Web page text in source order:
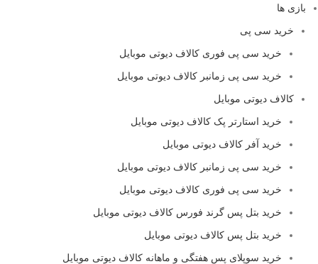
بازی ها
خرید سی پی
خرید سی پی فوری کالاف دیوتی موبایل
خرید سی پی زمانبر کالاف دیوتی موبایل
کالاف دیوتی موبایل
خرید استارتر پک کالاف دیوتی موبایل
خرید آفر کالاف دیوتی موبایل
خرید سی پی زمانبر کالاف دیوتی موبایل
خرید سی پی فوری کالاف دیوتی موبایل
خرید بتل پس گرند فورس کالاف دیوتی موبایل
خرید بتل پس کالاف دیوتی موبایل
خرید سوپلای پس هفتگی و ماهانه کالاف دیوتی موبایل